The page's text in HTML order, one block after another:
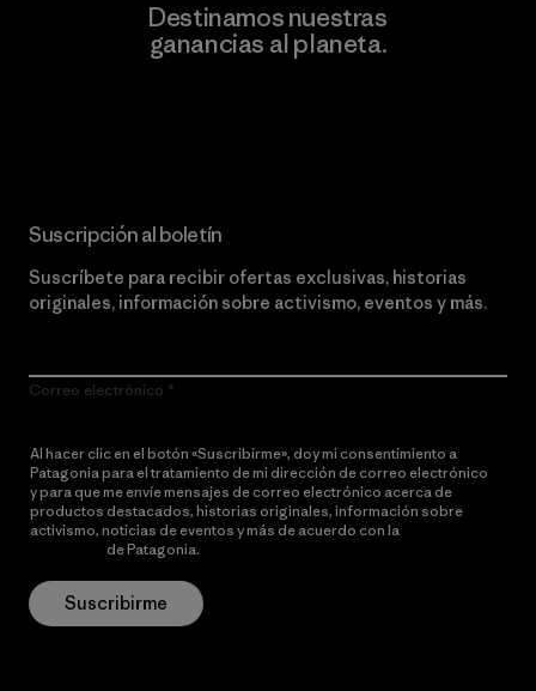
Destinamos nuestras
ganancias al planeta.
Suscripción al boletín
Suscríbete para recibir ofertas exclusivas, historias
originales, información sobre activismo, eventos y más.
Correo electrónico
Al hacer clic en el botón «Suscribirme», doy mi consentimiento a
Patagonia para el tratamiento de mi dirección de correo electrónico
y para que me envíe mensajes de correo electrónico acerca de
productos destacados, historias originales, información sobre
activismo, noticias de eventos y más de acuerdo con la
de Patagonia.
Suscribirme